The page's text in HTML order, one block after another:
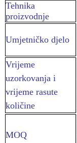
Tehnika
proizvodnje
Umjetničko djelo
Vrijeme
uzorkovanja i
vrijeme rasute
količine
MOQ